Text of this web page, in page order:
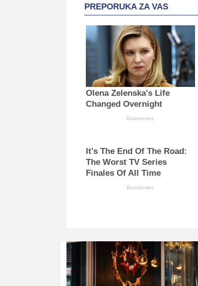
PREPORUKA ZA VAS
Olena Zelenska's Life
Changed Overnight
Brainberries
It's The End Of The Road:
The Worst TV Series
Finales Of All Time
Brainberries